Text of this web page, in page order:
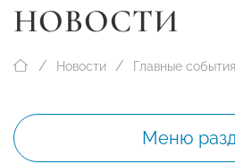
НОВОСТИ
Новости Главные события
Меню